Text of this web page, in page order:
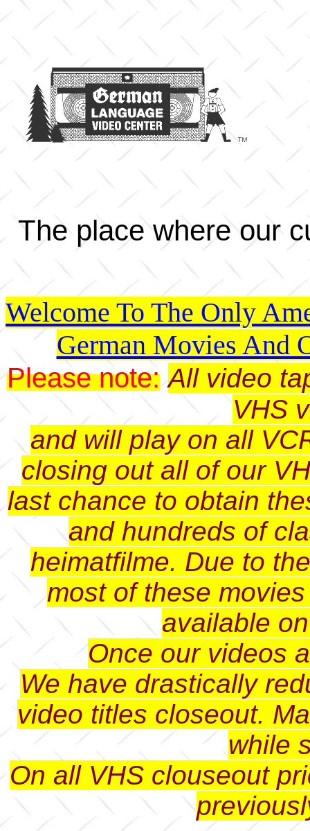
The place where our
Welcome To The Only
German Movies And
Please note: All video
VHS
and will play on all
closing out all of our
last chance to obtain
and hundreds of
heimatfilme. Due to
most of these
available
Once our videos
We have drastically
video titles closeout.
while
On all VHS clouseout